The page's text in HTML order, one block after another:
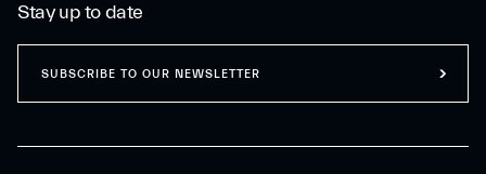
Stay up to date
SUBSCRIBE TO OUR NEWSLETTER